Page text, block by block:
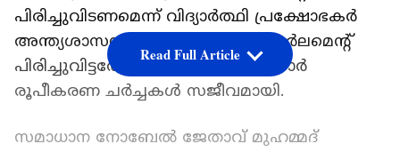
പിരിച്ചുവിടണമെന്ന് വിദ്യാര്‍ത്ഥി പ്രക്ഷോഭകര്‍
അന്ത്യശാസനം നല്‍കിയിരുന്നു. പാര്‍ലമെന്‍റ്
പിരിച്ചുവിട്ടതോടെ ഇടക്കാല സര്‍ക്കാര്‍
രൂപീകരണ ചര്‍ച്ചകള്‍ സജീവമായി.
സമാധാന നോബേല്‍ ജേതാവ് മുഹമ്മദ്
Read Full Article